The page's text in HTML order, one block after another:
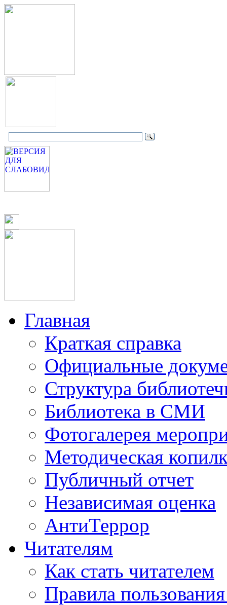
Главная
Краткая справка
Официальные
Структура
Библиотека в СМИ
Фотогалерея
Методическая
Публичный отчет
Независимая оценка
АнтиТеррор
Читателям
Как стать читателем
Правила